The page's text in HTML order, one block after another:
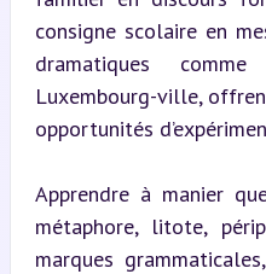
consigne scolaire en
dramatiques
Luxembourg-ville,
opportunités
Apprendre à manier
métaphore, litote,
marques